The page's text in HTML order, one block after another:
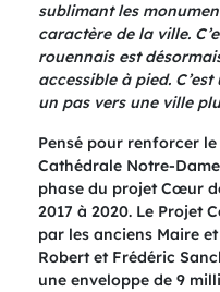
sublimant les
caractère de la ville.
rouennais est
accessible à pied.
un pas vers une ville
Pensé pour renforcer
Cathédrale Notre-
phase du projet Cœur
2017 à 2020. Le Projet
par les anciens Maire
Robert et Frédéric
une enveloppe de 9